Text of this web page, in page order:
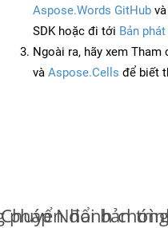
Aspose.Words GitHub và
SDK hoặc đi tới Bản
Ngoài ra, hãy xem Tham
và Aspose.Cells để biết
pháp Nhanh
Chuyển đổi bản